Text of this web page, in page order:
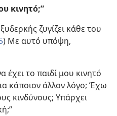
κινητό;”
ζυγίζει κάθε του
) Με αυτό υπόψη,
το παιδί μου κινητό
κάποιον άλλον λόγο; Έχω
κινδύνους; Υπάρχει